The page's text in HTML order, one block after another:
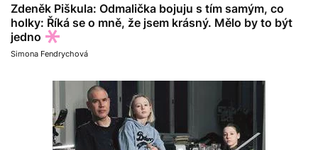
Zdeněk Piškula: Odmalička bojuju s tím samým, co
holky: Říká se o mně, že jsem krásný. Mělo by to být
jedno
Simona Fendrychová